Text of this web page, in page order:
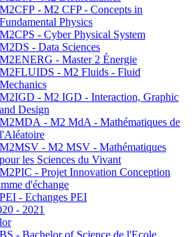
M2CFP - M2 CFP - Concepts in
Fundamental Physics
M2CPS - Cyber Physical System
M2DS - Data Sciences
M2ENERG - Master 2 Énergie
M2FLUIDS - M2 Fluids - Fluid
Mechanics
M2IGD - M2 IGD - Interaction, Graphic
and Design
M2MDA - M2 MdA - Mathématiques de
l'Aléatoire
M2MSV - M2 MSV - Mathématiques
pour les Sciences du Vivant
M2PIC - Projet Innovation Conception
d'échange
PEI - Echanges PEI
- 2021
BS - Bachelor of Science de l'Ecole